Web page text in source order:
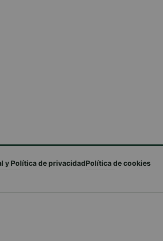
y Política de privacidadPolítica de cookies